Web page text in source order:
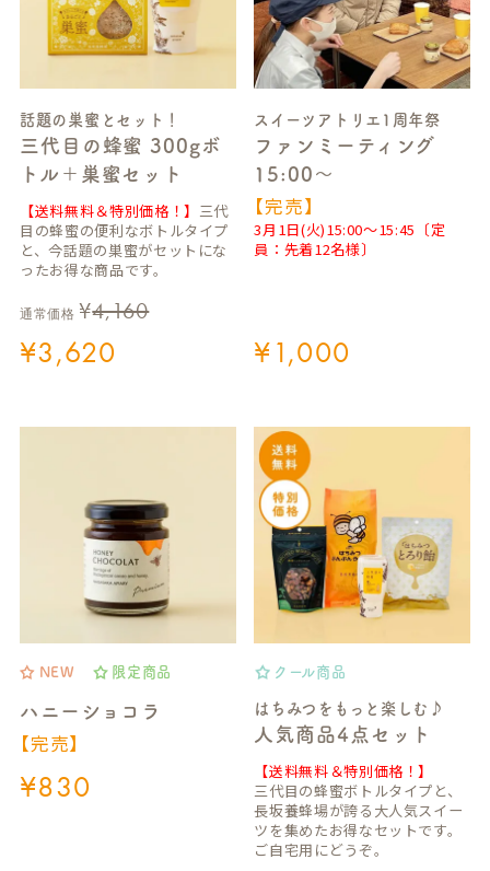
話題の巣蜜とセット！
三代目の蜂蜜 300gボ
トル＋巣蜜セット
【送料無料＆特別価格！】 三代
目の蜂蜜の便利なボトルタイプ
と、今話題の巣蜜がセットにな
ったお得な商品です。
通常価格 ¥4,160
¥3,620
スイーツアトリエ1周年祭
ファンミーティング
15:00～
【完売】
3月1日(火)15:00～15:45〔定
員：先着12名様〕
¥1,000
NEW 限定商品
ハニーショコラ
【完売】
¥830
クール商品
はちみつをもっと楽しむ♪
人気商品4点セット
【送料無料＆特別価格！】
三代目の蜂蜜ボトルタイプと、
長坂養蜂場が誇る大人気スイー
ツを集めたお得なセットです。
ご自宅用にどうぞ。